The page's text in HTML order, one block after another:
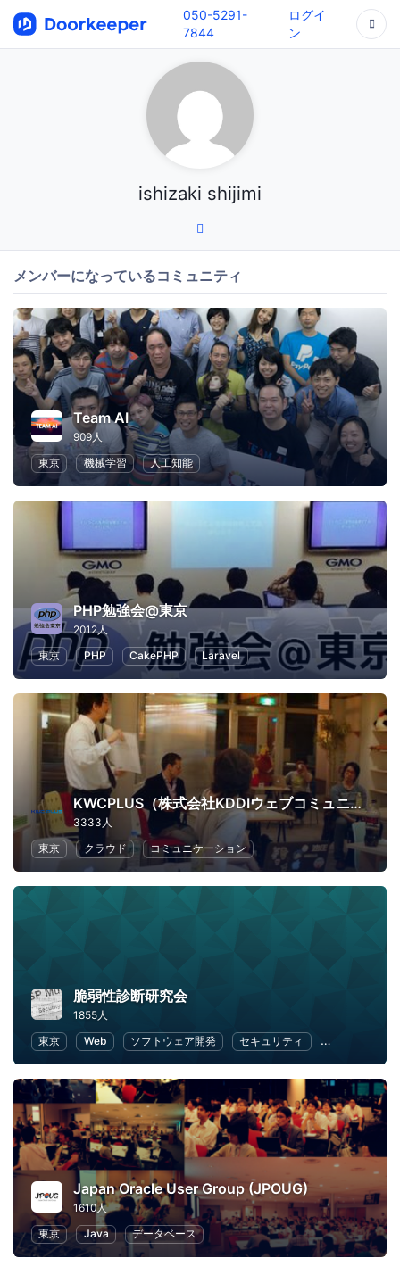
050-5291-
7844
ログイ
ン
ishizaki shijimi
メンバーになっているコミュニティ
Team AI
909人
東京
機械学習 人工知能
PHP勉強会@東京
2012人
東京
PHP CakePHP Laravel
KWCPLUS（株式会社KDDIウェブコミュニケーションズ）
3333人
東京
クラウド コミュニケーション
脆弱性診断研究会
1855人
東京
Web ソフトウェア開発 セキュリティ アプリ開発
Japan Oracle User Group (JPOUG)
1610人
東京
Java データベース